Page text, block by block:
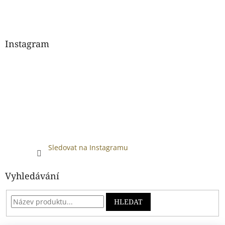
Instagram
Sledovat na Instagramu
Vyhledávání
HLEDAT